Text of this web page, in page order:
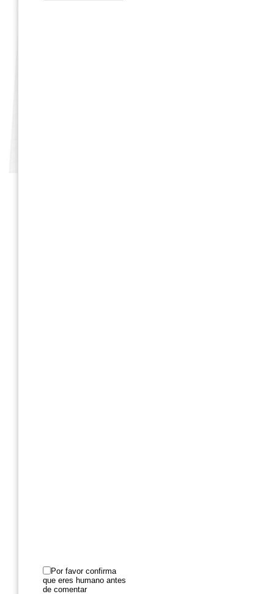
Por favor confirma
que eres humano antes
de comentar